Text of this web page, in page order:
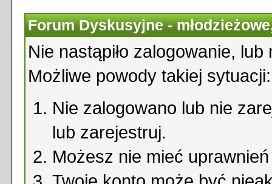
Forum Dyskusyjne -
Nie nastąpiło zalogowanie,
Możliwe powody takiej sytuacji:
Nie zalogowano lub nie
lub zarejestruj.
Możesz nie mieć